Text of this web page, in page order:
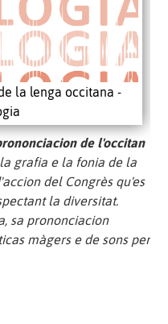
la lenga occitana -
de l'occitan
grafia e la fonia de la
del Congrès qu'es
la diversitat.
sa prononciacion
màgers e de sons per